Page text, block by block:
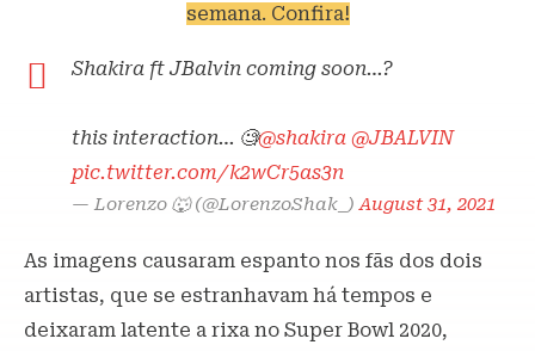
semana. Confira!
Shakira ft JBalvin coming soon…?
this interaction… 🧐@shakira @JBALVIN
pic.twitter.com/k2wCr5as3n
— Lorenzo 🐺 (@LorenzoShak_)August 31, 2021
As imagens causaram espanto nos fãs dos dois
artistas, que se estranhavam há tempos e
deixaram latente a rixa no Super Bowl 2020,